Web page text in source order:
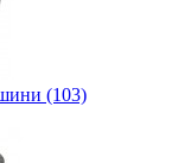
(103)